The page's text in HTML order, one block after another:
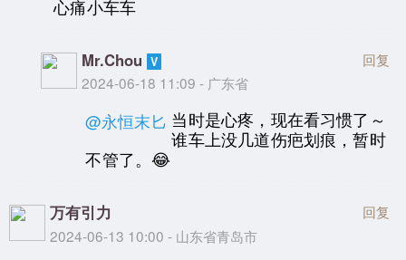
心痛小车车
Mr.Chou
2024-06-18 11:09 - 广东省
回复
@永恒末匕 当时是心疼，现在看习惯了～
谁车上没几道伤疤划痕，暂时
不管了。😂
万有引力
2024-06-13 10:00 - 山东省青岛市
回复